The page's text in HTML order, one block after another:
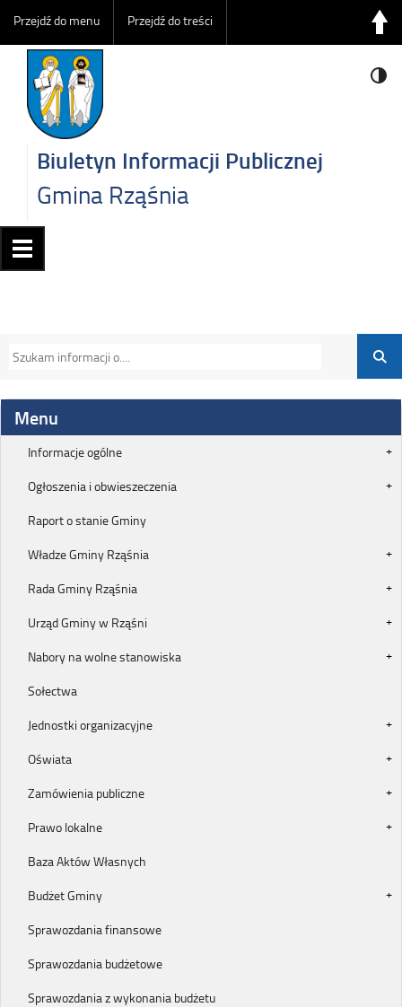
Przejdź do menu Przejdź do treści
Biuletyn Informacji Publicznej
Gmina Rząśnia
Menu
Informacje ogólne
Ogłoszenia i obwieszeczenia
Raport o stanie Gminy
Władze Gminy Rząśnia
Rada Gminy Rząśnia
Urząd Gminy w Rząśni
Nabory na wolne stanowiska
Sołectwa
Jednostki organizacyjne
Oświata
Zamówienia publiczne
Prawo lokalne
Baza Aktów Własnych
Budżet Gminy
Sprawozdania finansowe
Sprawozdania budżetowe
Sprawozdania z wykonania budżetu